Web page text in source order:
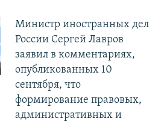
Министр иностранных дел
России Сергей Лавров
заявил в комментариях,
опубликованных 10
сентября, что
формирование правовых,
административных и